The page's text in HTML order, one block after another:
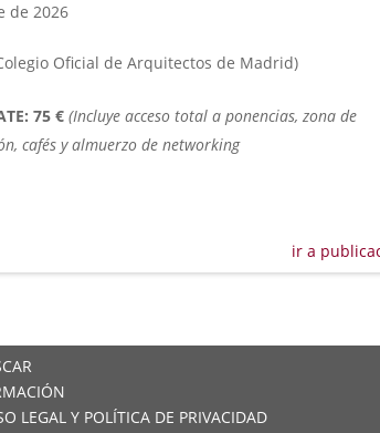
de 2026
Oficial de Arquitectos de Madrid)
75 € (Incluye acceso total a ponencias, zona de
cafés y almuerzo de networking
ir a
LEGAL Y POLÍTICA DE PRIVACIDAD